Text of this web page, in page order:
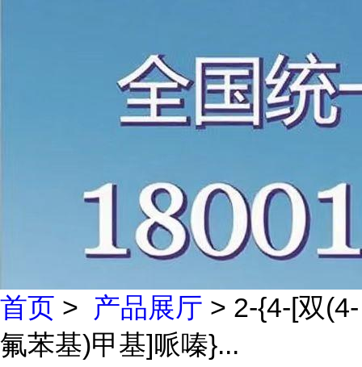
首页 > 产品展厅 > 2-{4-[双(4-
氟苯基)甲基]哌嗪}...